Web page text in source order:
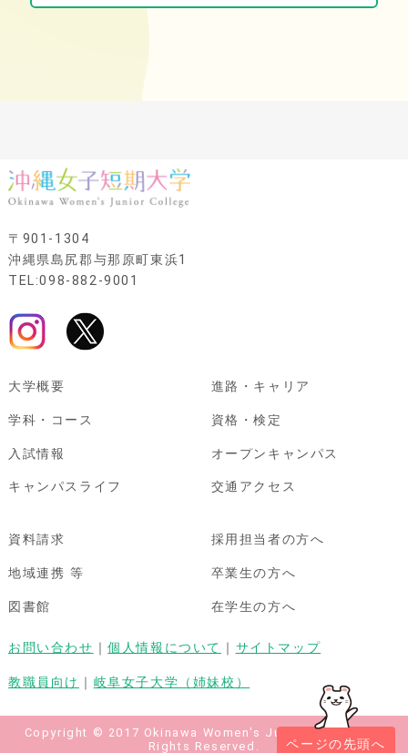
ページの先頭へ
〒901-1304
沖縄県島尻郡与那原町東浜1
TEL:098-882-9001
大学概要
学科・コース
入試情報
キャンパスライフ
進路・キャリア
資格・検定
オープンキャンパス
交通アクセス
資料請求
地域連携 等
図書館
採用担当者の方へ
卒業生の方へ
在学生の方へ
お問い合わせ ｜個人情報について ｜ サイトマップ
教職員向け ｜ 岐阜女子大学（姉妹校）
Copyright © 2017 Okinawa Women's Junior College All
Rights Reserved.